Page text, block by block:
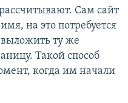
Сам сайт
на это потребуется
ту же
Такой способ
когда им начали